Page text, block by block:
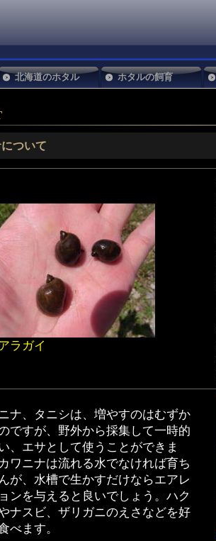
ついて
ラガイ
ナ、タニシは、増やすのはむずか
ですが、野外から採集して一時的
、エサとして使うことができま
ワニナは流れる水でなければ育ち
が、水槽で生かすだけならエアレ
ンを与えると良いでしょう。ハク
ナスビ、ザリガニのえさなどを好
べます。
北海道のホタル ホタルの飼育